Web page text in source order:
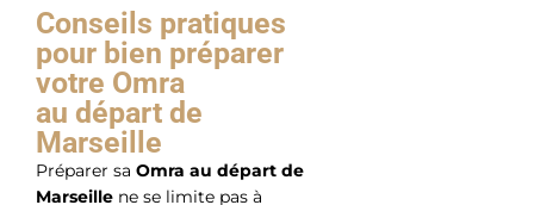
Conseils pratiques
pour bien préparer
votre Omra
au départ de
Marseille
Préparer sa Omra au départ de
Marseille ne se limite pas à